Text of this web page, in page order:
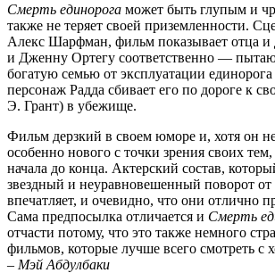
Смерть единорога может быть глупым и
также не теряет своей приземленности.
Алекс Шарфман, фильм показывает отца
и Дженну Ортегу соответственно —
богатую семью от эксплуатации единорога
персонаж Радда сбивает его по дороге к
Э. Грант) в убежище.
Фильм дерзкий в своем юморе и, хотя он
особенно нового с точки зрения своих тем,
начала до конца. Актерский состав,
звездный и неуравновешенный поворот от
впечатляет, и очевидно, что они отлично
Сама предпосылка отличается и Смерть
отчасти потому, что это также немного
фильмов, которые лучше всего смотреть с
– Мэй Абдулбаки